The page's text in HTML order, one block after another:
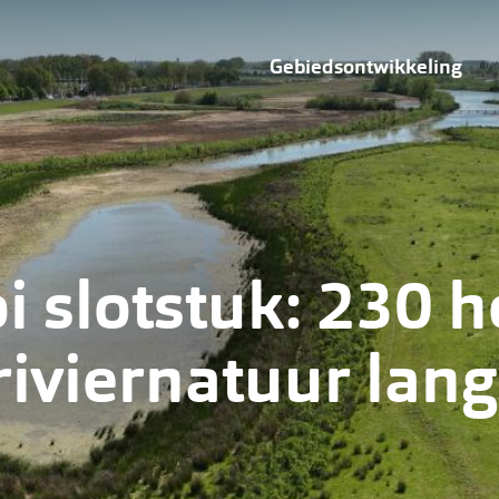
K3
derde
Gebiedsontwikkeling
slotstuk: 230